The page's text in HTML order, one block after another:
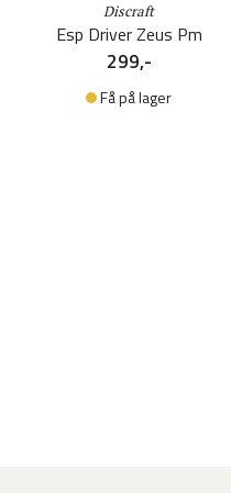
Discraft
Esp Driver Zeus Pm
299,-
Få på lager